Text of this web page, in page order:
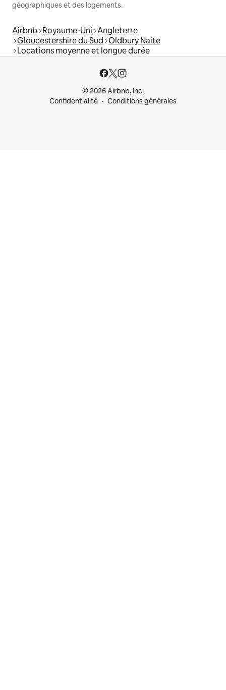
géographiques et des logements.
Airbnb Royaume-Uni Angleterre
Gloucestershire du Sud Oldbury Naite
Locations moyenne et longue durée
© 2026 Airbnb, Inc.
Confidentialité
Conditions générales